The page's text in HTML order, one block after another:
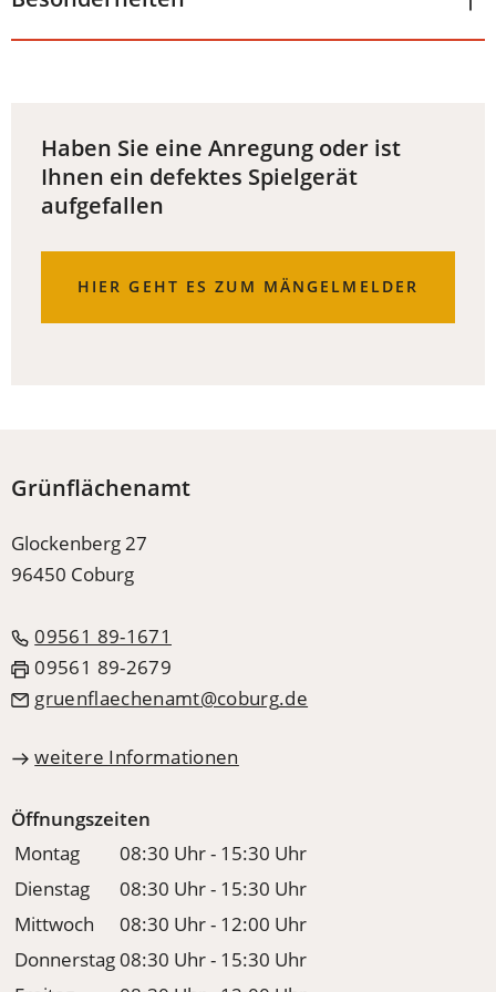
Haben Sie eine Anregung oder ist
Ihnen ein defektes Spielgerät
aufgefallen
HIER GEHT ES ZUM MÄNGELMELDER
(ÖFFNET
EINEM
Grünflächenamt
Glockenberg 27
96450 Coburg
09561 89-1671
09561 89-2679
gruenflaechenamt
coburg de
weitere Informationen
Öffnungszeiten
Montag
08:30 Uhr - 15:30 Uhr
Dienstag
08:30 Uhr - 15:30 Uhr
Mittwoch
08:30 Uhr - 12:00 Uhr
Donnerstag08:30 Uhr - 15:30 Uhr